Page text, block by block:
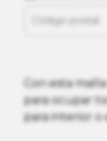
Con esta
para ocupar
para interior o